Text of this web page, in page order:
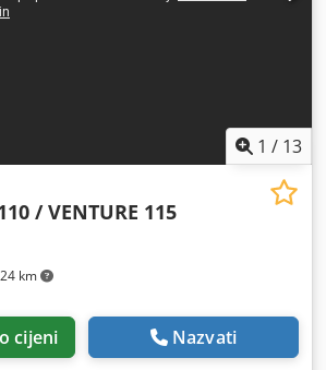
1 / 13
km
/ VENTURE 115
cijeni Nazvati